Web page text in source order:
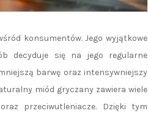
konsumentów. Jego wyjątkowe
decyduje się na jego regularne
barwę oraz intensywniejszy
miód gryczany zawiera wiele
przeciwutleniacze. Dzięki tym